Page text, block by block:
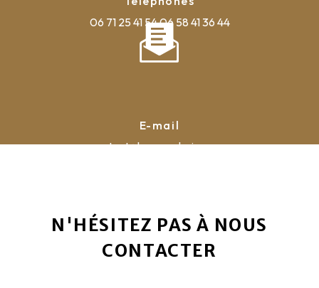
06 71 25 41 5406 58 41 36 44
E-mail
contact@la-pyrauboise.com
N'HÉSITEZ PAS À NOUS
CONTACTER